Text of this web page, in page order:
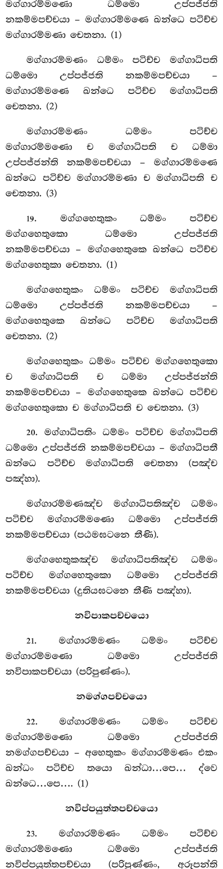
මග්ගාරම්මණො ධම්මො උප්පජ්ජති
නකම්මපච්චයා – මග්ගාරම්මණෙ ඛන්ධෙ පටිච්ච
මග්ගාරම්මණා චෙතනා. (1)
මග්ගාරම්මණං ධම්මං පටිච්ච මග්ගාධිපති
ධම්මො උප්පජ්ජති නකම්මපච්චයා –
මග්ගාරම්මණෙ ඛන්ධෙ පටිච්ච මග්ගාධිපති
චෙතනා. (2)
මග්ගාරම්මණං ධම්මං පටිච්ච
මග්ගාරම්මණො ච මග්ගාධිපති ච ධම්මා
උප්පජ්ජන්ති නකම්මපච්චයා – මග්ගාරම්මණෙ
ඛන්ධෙ පටිච්ච මග්ගාරම්මණා ච මග්ගාධිපති ච
චෙතනා. (3)
19. මග්ගහෙතුකං ධම්මං පටිච්ච
මග්ගහෙතුකො ධම්මො උප්පජ්ජති
නකම්මපච්චයා – මග්ගහෙතුකෙ ඛන්ධෙ පටිච්ච
මග්ගහෙතුකා චෙතනා. (1)
මග්ගහෙතුකං ධම්මං පටිච්ච මග්ගාධිපති
ධම්මො උප්පජ්ජති නකම්මපච්චයා –
මග්ගහෙතුකෙ ඛන්ධෙ පටිච්ච මග්ගාධිපති
චෙතනා. (2)
මග්ගහෙතුකං ධම්මං පටිච්ච මග්ගහෙතුකො
ච මග්ගාධිපති ච ධම්මා උප්පජ්ජන්ති
නකම්මපච්චයා – මග්ගහෙතුකෙ ඛන්ධෙ පටිච්ච
මග්ගහෙතුකො ච මග්ගාධිපති ච චෙතනා. (3)
20. මග්ගාධිපතිං ධම්මං පටිච්ච මග්ගාධිපති
ධම්මො උප්පජ්ජති නකම්මපච්චයා – මග්ගාධිපතී
ඛන්ධෙ පටිච්ච මග්ගාධිපති චෙතනා (පඤ්ච
පඤ්හා).
මග්ගාරම්මණඤ්ච මග්ගාධිපතිඤ්ච ධම්මං
පටිච්ච මග්ගාරම්මණො ධම්මො උප්පජ්ජති
නකම්මපච්චයා (පඨමඝටනෙ තීණි).
මග්ගහෙතුකඤ්චමග්ගාධිපතිඤ්ච ධම්මං
පටිච්ච මග්ගහෙතුකො ධම්මො උප්පජ්ජති
නකම්මපච්චයා (දුතියඝටනෙ තීණි පඤ්හා).
නවිපාකපච්චයො
21. මග්ගාරම්මණං ධම්මං පටිච්ච
මග්ගාරම්මණො ධම්මො උප්පජ්ජති
නවිපාකපච්චයා (පරිපුණ්ණං).
නමග්ගපච්චයො
22. මග්ගාරම්මණං ධම්මං පටිච්ච
මග්ගාරම්මණො ධම්මො උප්පජ්ජති
නමග්ගපච්චයා – අහෙතුකං මග්ගාරම්මණං එකං
ඛන්ධං පටිච්ච තයො ඛන්ධා…පෙ… ද්වෙ
ඛන්ධෙ…පෙ…. (1)
නවිප්පයුත්තපච්චයො
23. මග්ගාරම්මණං ධම්මං පටිච්ච
මග්ගාරම්මණො ධම්මො උප්පජ්ජති
නවිප්පයුත්තපච්චයා (පරිපුණ්ණං, අරූපන්ති